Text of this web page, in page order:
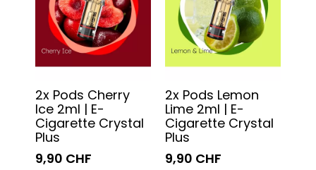
2x Pods Cherry
Ice 2ml | E-
Cigarette Crystal
Plus
9,90 CHF
2x Pods Lemon
Lime 2ml | E-
Cigarette Crystal
Plus
9,90 CHF